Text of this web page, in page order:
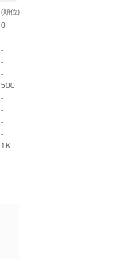
(順位)
0
-
-
-
-
500
-
-
-
-
1K